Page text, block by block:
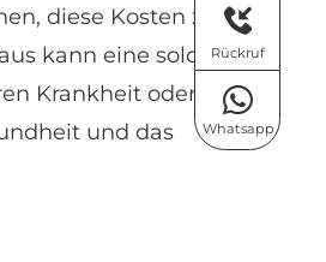
Rückruf
Whatsapp
diese Kosten zu
kann eine solche
Krankheit oder
und das